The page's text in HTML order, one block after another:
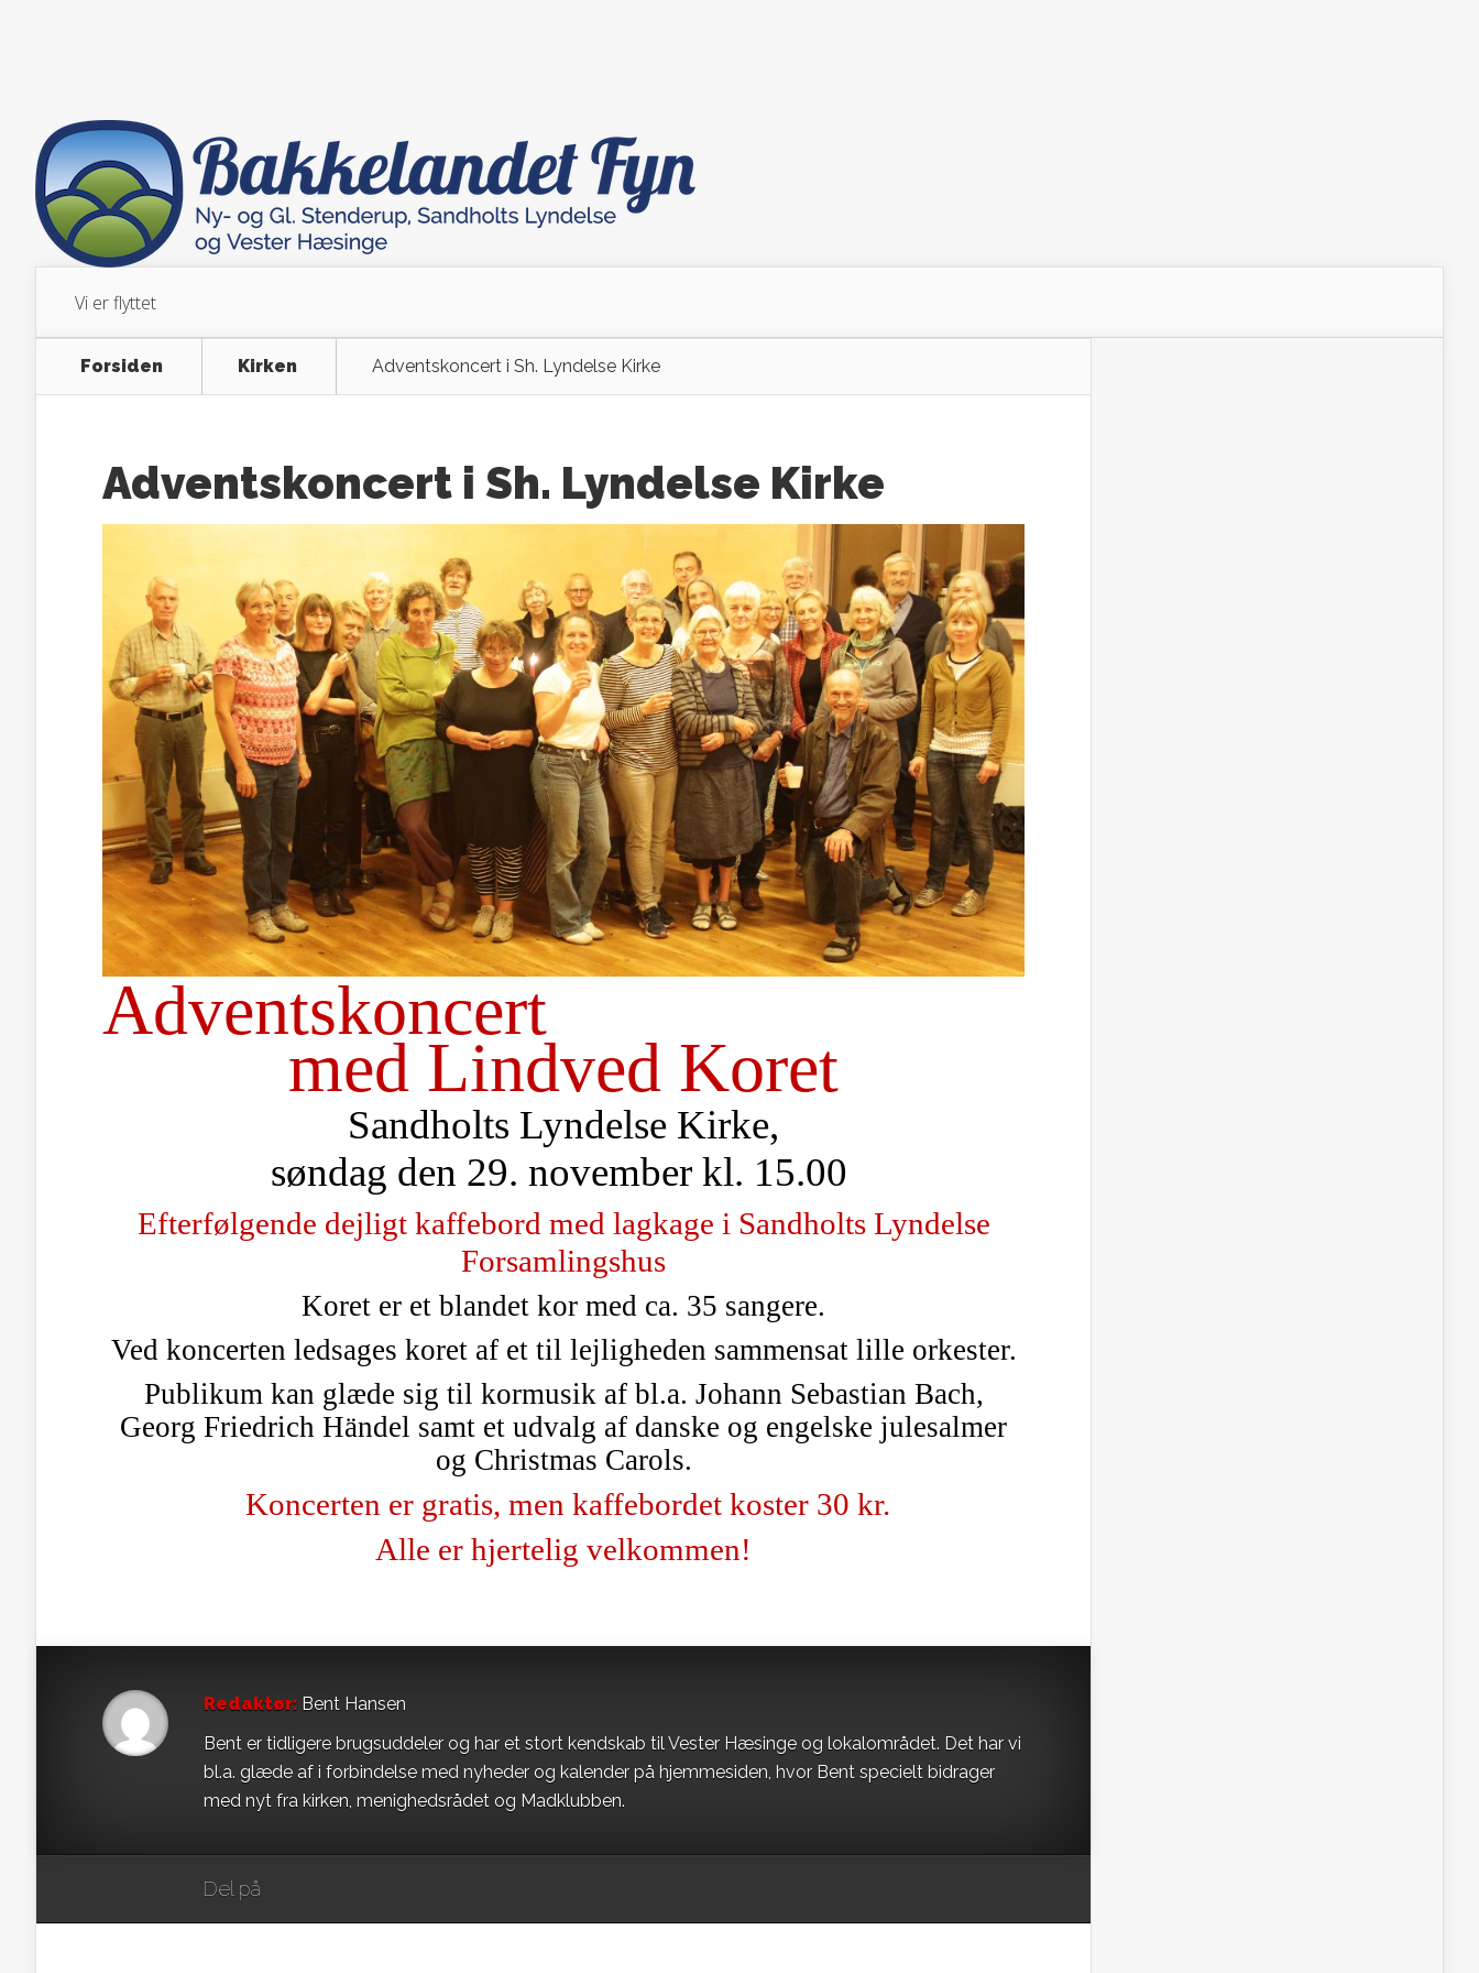
Vi er flyttet
Forsiden Kirken Adventskoncert i Sh. Lyndelse Kirke
Adventskoncert i Sh. Lyndelse Kirke
Adventskoncert
med Lindved Koret
Sandholts Lyndelse Kirke,
søndag den 29. november kl. 15.00
Efterfølgende dejligt kaffebord med lagkage i Sandholts Lyndelse
Forsamlingshus
Koret er et blandet kor med ca. 35 sangere.
Ved koncerten ledsages koret af et til lejligheden sammensat lille orkester.
Publikum kan glæde sig til kormusik af bl.a. Johann Sebastian Bach,
Georg Friedrich Händel samt et udvalg af danske og engelske julesalmer
og Christmas Carols.
Koncerten er gratis, men kaffebordet koster 30 kr.
Alle er hjertelig velkommen!
Redaktør: Bent Hansen
Bent er tidligere brugsuddeler og har et stort kendskab til Vester Hæsinge og lokalområdet. Det har vi
bl.a. glæde af i forbindelse med nyheder og kalender på hjemmesiden, hvor Bent specielt bidrager
med nyt fra kirken, menighedsrådet og Madklubben.
Del på